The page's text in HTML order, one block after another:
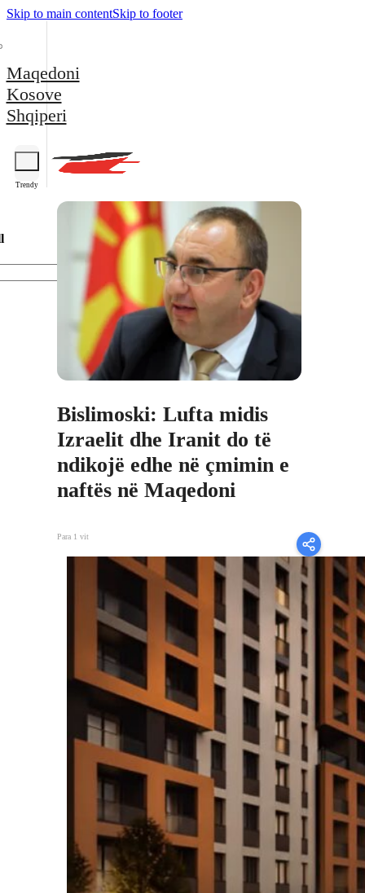
Skip to main contentSkip to footer
Maqedoni
Kosove
Shqiperi
Trendy
Bislimoski: Lufta midis
Izraelit dhe Iranit do të
ndikojë edhe në çmimin e
naftës në Maqedoni
Para 1 vit